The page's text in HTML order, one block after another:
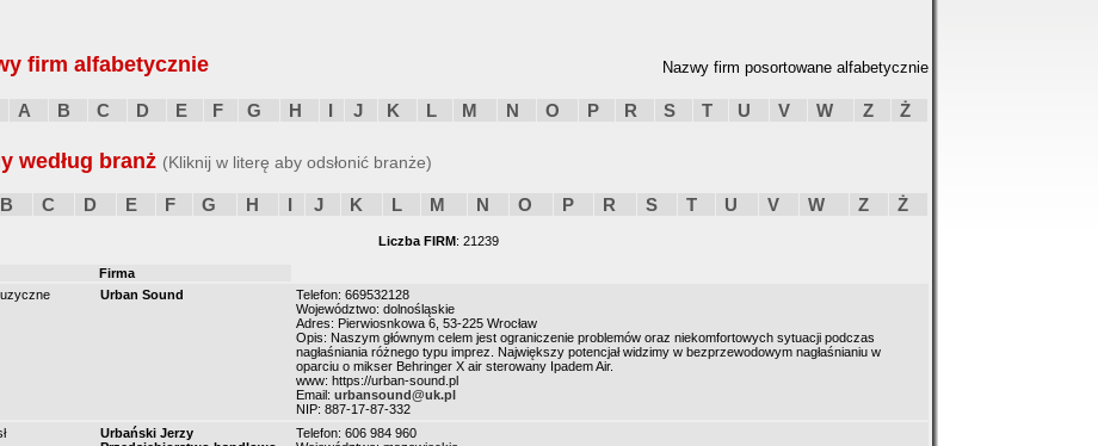
firm alfabetycznie Nazwy firm posortowane alfabetycznie
A B C D E F G H I J K L M N O P R S T U V W Z Ż
według branż (Kliknij w literę aby odsłonić branże)
B C D E F G H I J K L M N O P R S T U V W Z Ż
Liczba FIRM: 21239
Firma
Urban Sound
Telefon: 669532128
Województwo: dolnośląskie
Adres: Pierwiosnkowa 6, 53-225 Wrocław
Opis: Naszym głównym celem jest ograniczenie problemów oraz niekomfortowych sytuacji podczas
nagłaśniania różnego typu imprez. Największy potencjał widzimy w bezprzewodowym nagłaśnianiu w
oparciu o mikser Behringer X air sterowany Ipadem Air.
www: https://urban-sound.pl
Email: urbansound@uk.pl
NIP: 887-17-87-332
Urbański Jerzy
Telefon: 606 984 960